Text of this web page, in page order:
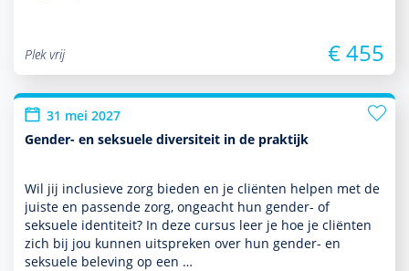
Plek vrij € 455
31 mei 2027
Gender- en seksuele diversiteit in de praktijk
Wil jij inclusieve zorg bieden en je cliënten helpen met de
juiste en pas­sende zorg, ongeacht hun gender- of
seksuele identiteit? In deze cursus leer je hoe je cliënten
zich bij jou kunnen uitspreken over hun gender- en
seksuele beleving op een …